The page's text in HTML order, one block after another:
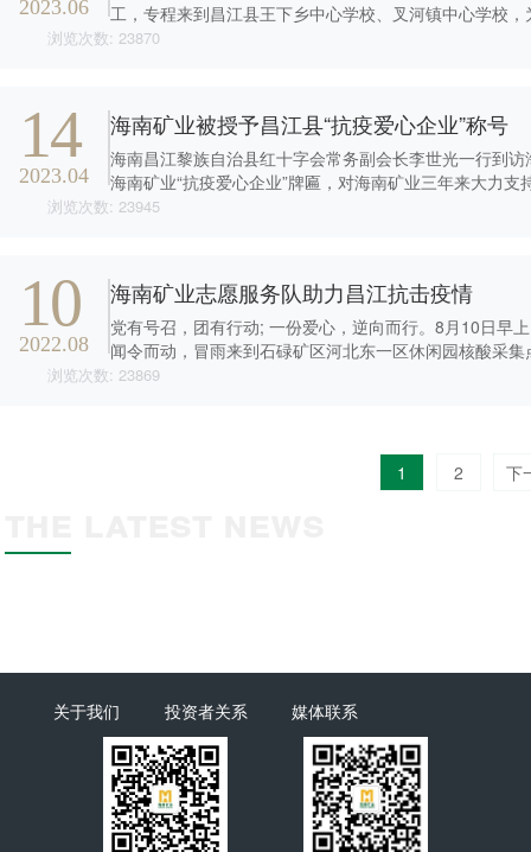
2023.06
工，专程来到昌江县王下乡中心学校、叉河镇中心学校
浏览次数: 23870
14
2023.04
海南矿业被授予昌江县“抗疫爱心企业”称号
海南昌江黎族自治县红十字会常务副会长李世光一行到
海南矿业“抗疫爱心企业”牌匾，对海南矿业三年来大力
吴旭春热情...
浏览次数: 23945
10
2022.08
海南矿业志愿服务队助力昌江抗击疫情
党有号召，团有行动; 一份爱心，逆向而行。8月10日早
闻令而动，冒雨来到石碌矿区河北东一区休闲园核酸采
们的...
浏览次数: 23869
1 2 下
关于我们 投资者关系 媒体联系